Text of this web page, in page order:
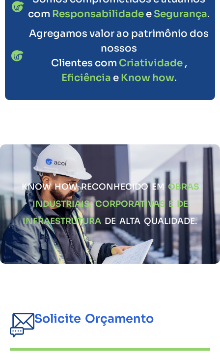
com Responsabilidade e Segurança.
Agregamos valor ao patrimônio dos
nossos
Clientes com Criatividade,
Eficiência e Know how.
KNOW HOW RECONHECIDO EM OBRAS
INDUSTRIAIS, CORPORATIVAS E DE
INFRAESTRUTURA DE ALTA QUALIDADE.
Solicite Orçamento